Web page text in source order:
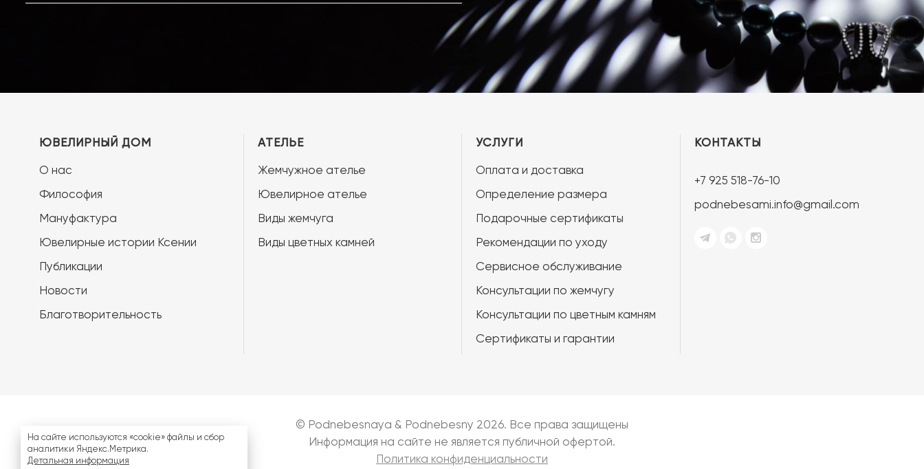
ЮВЕЛИРНЫЙ ДОМ
О нас
Философия
Мануфактура
Ювелирные истории Ксении
Публикации
Новости
Благотворительность
АТЕЛЬЕ
Жемчужное ателье
Ювелирное ателье
Виды жемчуга
Виды цветных камней
УСЛУГИ
Оплата и доставка
Определение размера
Подарочные сертификаты
Рекомендации по уходу
Сервисное обслуживание
Консультации по жемчугу
Консультации по цветным камням
Сертификаты и гарантии
КОНТАКТЫ
+7 925 518-76-10
podnebesami.info@gmail.com
© Podnebesnaya & Podnebesny 2026. Все права защищены
Информация на сайте не является публичной офертой.
Политика конфиденциальности
На сайте используются «cookie» файлы и сбор
аналитики Яндекс.Метрика.
Детальная информация